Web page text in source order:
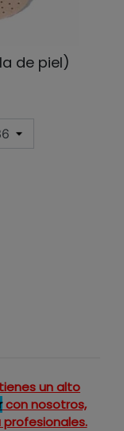
de piel)
un alto
con nosotros,